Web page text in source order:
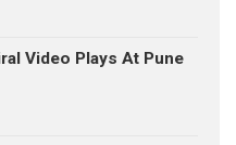
Video Plays At Pune